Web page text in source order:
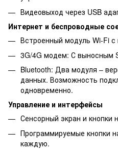
Видеовыход через USB
Интернет и беспроводные
Встроенный модуль Wi-Fi с
3G/4G модем: С выносным
Bluetooth: Два модуля –
данных. Возможность
одновременно.
Управление и интерфейсы
Сенсорный экран и кнопки
Программируемые кнопки
каждую.